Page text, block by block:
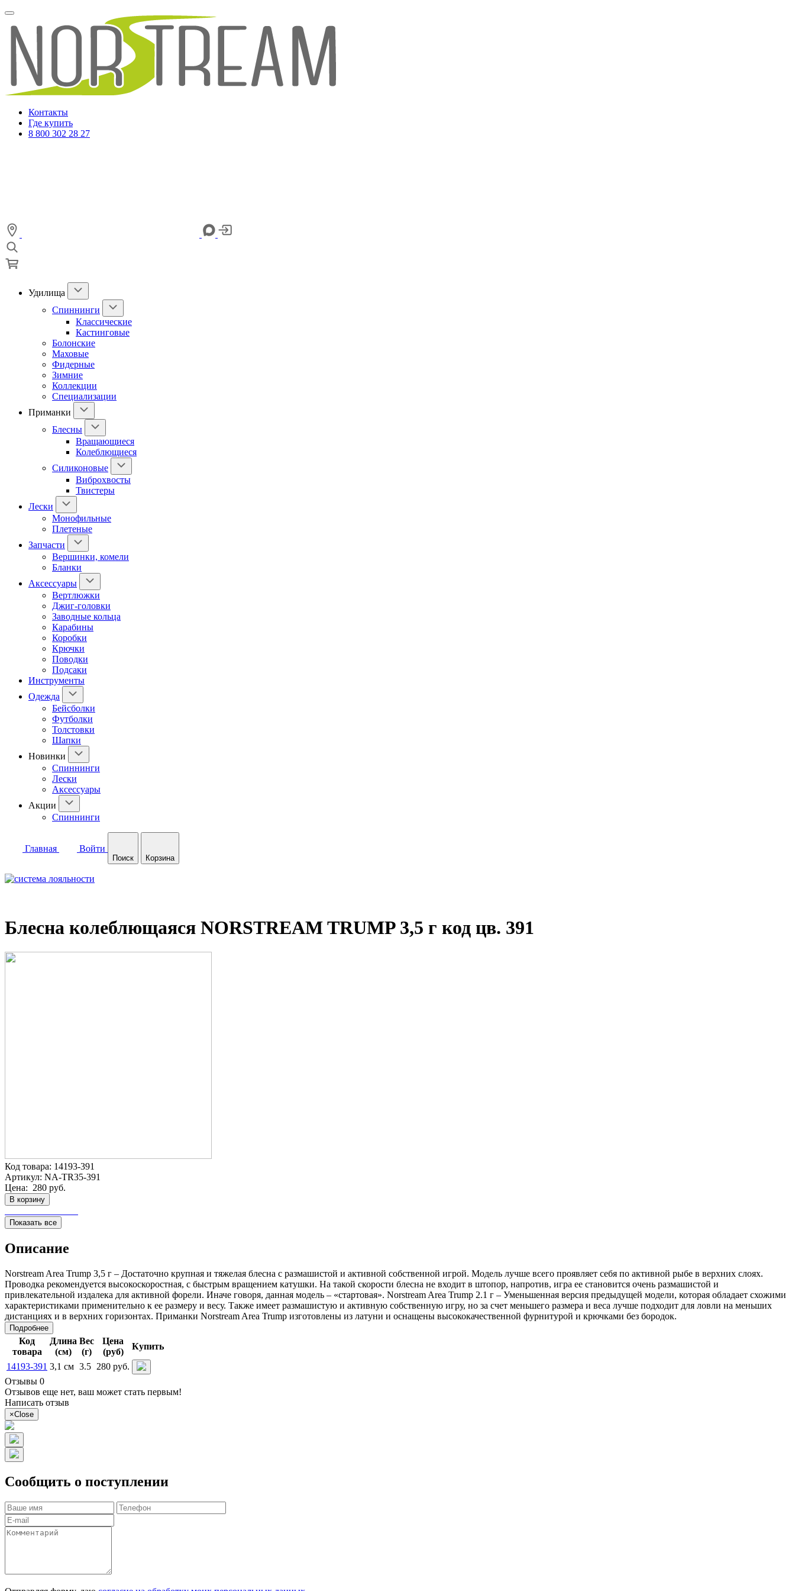
Контакты
Где купить
8 800 302 28 27
Удилища
Спиннинги
Классические
Кастинговые
Болонские
Маховые
Фидерные
Зимние
Коллекции
Специализации
Приманки
Блесны
Вращающиеся
Колеблющиеся
Силиконовые
Виброхвосты
Твистеры
Лески
Монофильные
Плетеные
Запчасти
Вершинки, комели
Бланки
Аксессуары
Вертлюжки
Джиг-головки
Заводные кольца
Карабины
Коробки
Крючки
Поводки
Подсаки
Инструменты
Одежда
Бейсболки
Футболки
Толстовки
Шапки
Новинки
Спиннинги
Лески
Аксессуары
Акции
Спиннинги
Главная Войти
Поиск Корзина
Блесна колеблющаяся NORSTREAM TRUMP 3,5 г код цв. 391
Код товара: 14193-391
Артикул: NA-TR35-391
Цена: 280 руб.
В корзину
Показать все
Описание
Norstream Area Trump 3,5 г – Достаточно крупная и тяжелая блесна с размашистой и активной собственной игрой. Модель лучше всего проявляет себя по активной рыбе в верхних слоях.
Проводка рекомендуется высокоскоростная, с быстрым вращением катушки. На такой скорости блесна не входит в штопор, напротив, игра ее становится очень размашистой и
привлекательной издалека для активной форели. Иначе говоря, данная модель – «стартовая». Norstream Area Trump 2.1 г – Уменьшенная версия предыдущей модели, которая обладает схожими
характеристиками применительно к ее размеру и весу. Также имеет размашистую и активную собственную игру, но за счет меньшего размера и веса лучше подходит для ловли на меньших
дистанциях и в верхних горизонтах. Приманки Norstream Area Trump изготовлены из латуни и оснащены высококачественной фурнитурой и крючками без бородок.
Подробнее
Код
товара
Длина
(см)
Вес
(г)
Цена
(руб)
Купить
14193-391 3,1 см 3.5 280 руб.
Отзывы 0
Отзывов еще нет, ваш может стать первым!
Написать отзыв
×Close
Сообщить о поступлении